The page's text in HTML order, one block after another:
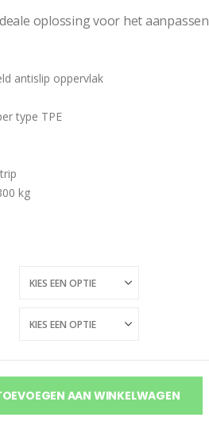
oplossing voor het aanpassen
antislip oppervlak
type TPE
kg
AAN WINKELWAGEN